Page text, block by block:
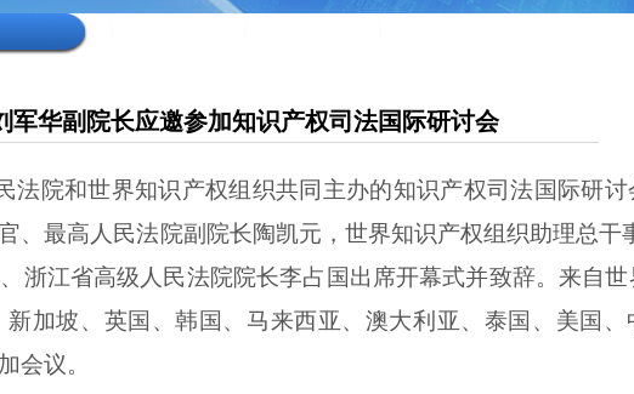
军华副院长应邀参加知识产权司法国际研讨会
法院和世界知识产权组织共同主办的知识产权司法国际研讨
、最高人民法院副院长陶凯元，世界知识产权组织助理总干
浙江省高级人民法院院长李占国出席开幕式并致辞。来自
加坡、英国、韩国、马来西亚、澳大利亚、泰国、美国、
会议。